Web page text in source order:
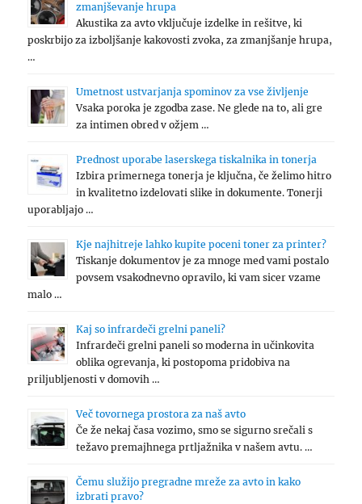
zmanjševanje hrupa
Akustika za avto vključuje izdelke in rešitve, ki
poskrbijo za izboljšanje kakovosti zvoka, za zmanjšanje hrupa,
…
Umetnost ustvarjanja spominov za vse življenje
Vsaka poroka je zgodba zase. Ne glede na to, ali gre
za intimen obred v ožjem …
Prednost uporabe laserskega tiskalnika in tonerja
Izbira primernega tonerja je ključna, če želimo hitro
in kvalitetno izdelovati slike in dokumente. Tonerji
uporabljajo …
Kje najhitreje lahko kupite poceni toner za printer?
Tiskanje dokumentov je za mnoge med vami postalo
povsem vsakodnevno opravilo, ki vam sicer vzame
malo …
Kaj so infrardeči grelni paneli?
Infrardeči grelni paneli so moderna in učinkovita
oblika ogrevanja, ki postopoma pridobiva na
priljubljenosti v domovih …
Več tovornega prostora za naš avto
Če že nekaj časa vozimo, smo se sigurno srečali s
težavo premajhnega prtljažnika v našem avtu. …
Čemu služijo pregradne mreže za avto in kako
izbrati pravo?